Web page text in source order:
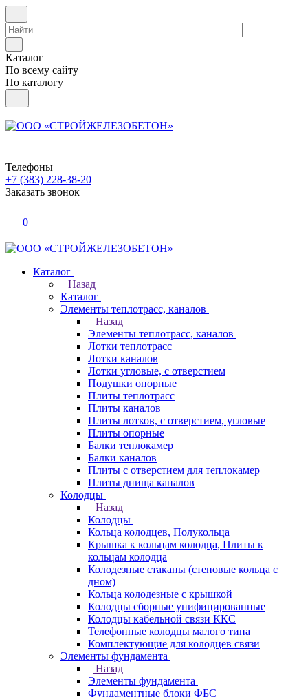
Каталог
По всему сайту
По каталогу
Телефоны
+7 (383) 228-38-20
Заказать звонок
0
Каталог
Назад
Каталог
Элементы теплотрасс, каналов
Назад
Элементы теплотрасс, каналов
Лотки теплотрасс
Лотки каналов
Лотки угловые, с отверстием
Подушки опорные
Плиты теплотрасс
Плиты каналов
Плиты лотков, с отверстием, угловые
Плиты опорные
Балки теплокамер
Балки каналов
Плиты с отверстием для теплокамер
Плиты днища каналов
Колодцы
Назад
Колодцы
Кольца колодцев, Полукольца
Крышка к кольцам колодца, Плиты к
кольцам колодца
Колодезные стаканы (стеновые кольца с
дном)
Кольца колодезные с крышкой
Колодцы сборные унифицированные
Колодцы кабельной связи ККС
Телефонные колодцы малого типа
Комплектующие для колодцев связи
Элементы фундамента
Назад
Элементы фундамента
Фундаментные блоки ФБС